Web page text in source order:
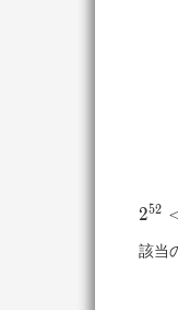
\lt
252
該当